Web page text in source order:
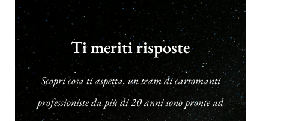
Ti meriti risposte
Scopri cosa ti aspetta, un team di cartomanti
professioniste da più di 20 anni sono pronte ad